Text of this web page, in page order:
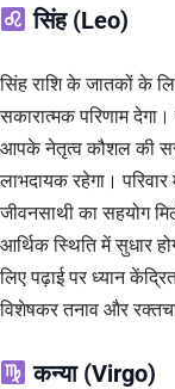
सिंह (Leo)
सिंह राशि के जातकों के
सकारात्मक परिणाम
आपके नेतृत्व कौशल की
लाभदायक रहेगा। परिवार
जीवनसाथी का सहयोग
आर्थिक स्थिति में सुधार
लिए पढ़ाई पर ध्यान
विशेषकर तनाव और
कन्या (Virgo)